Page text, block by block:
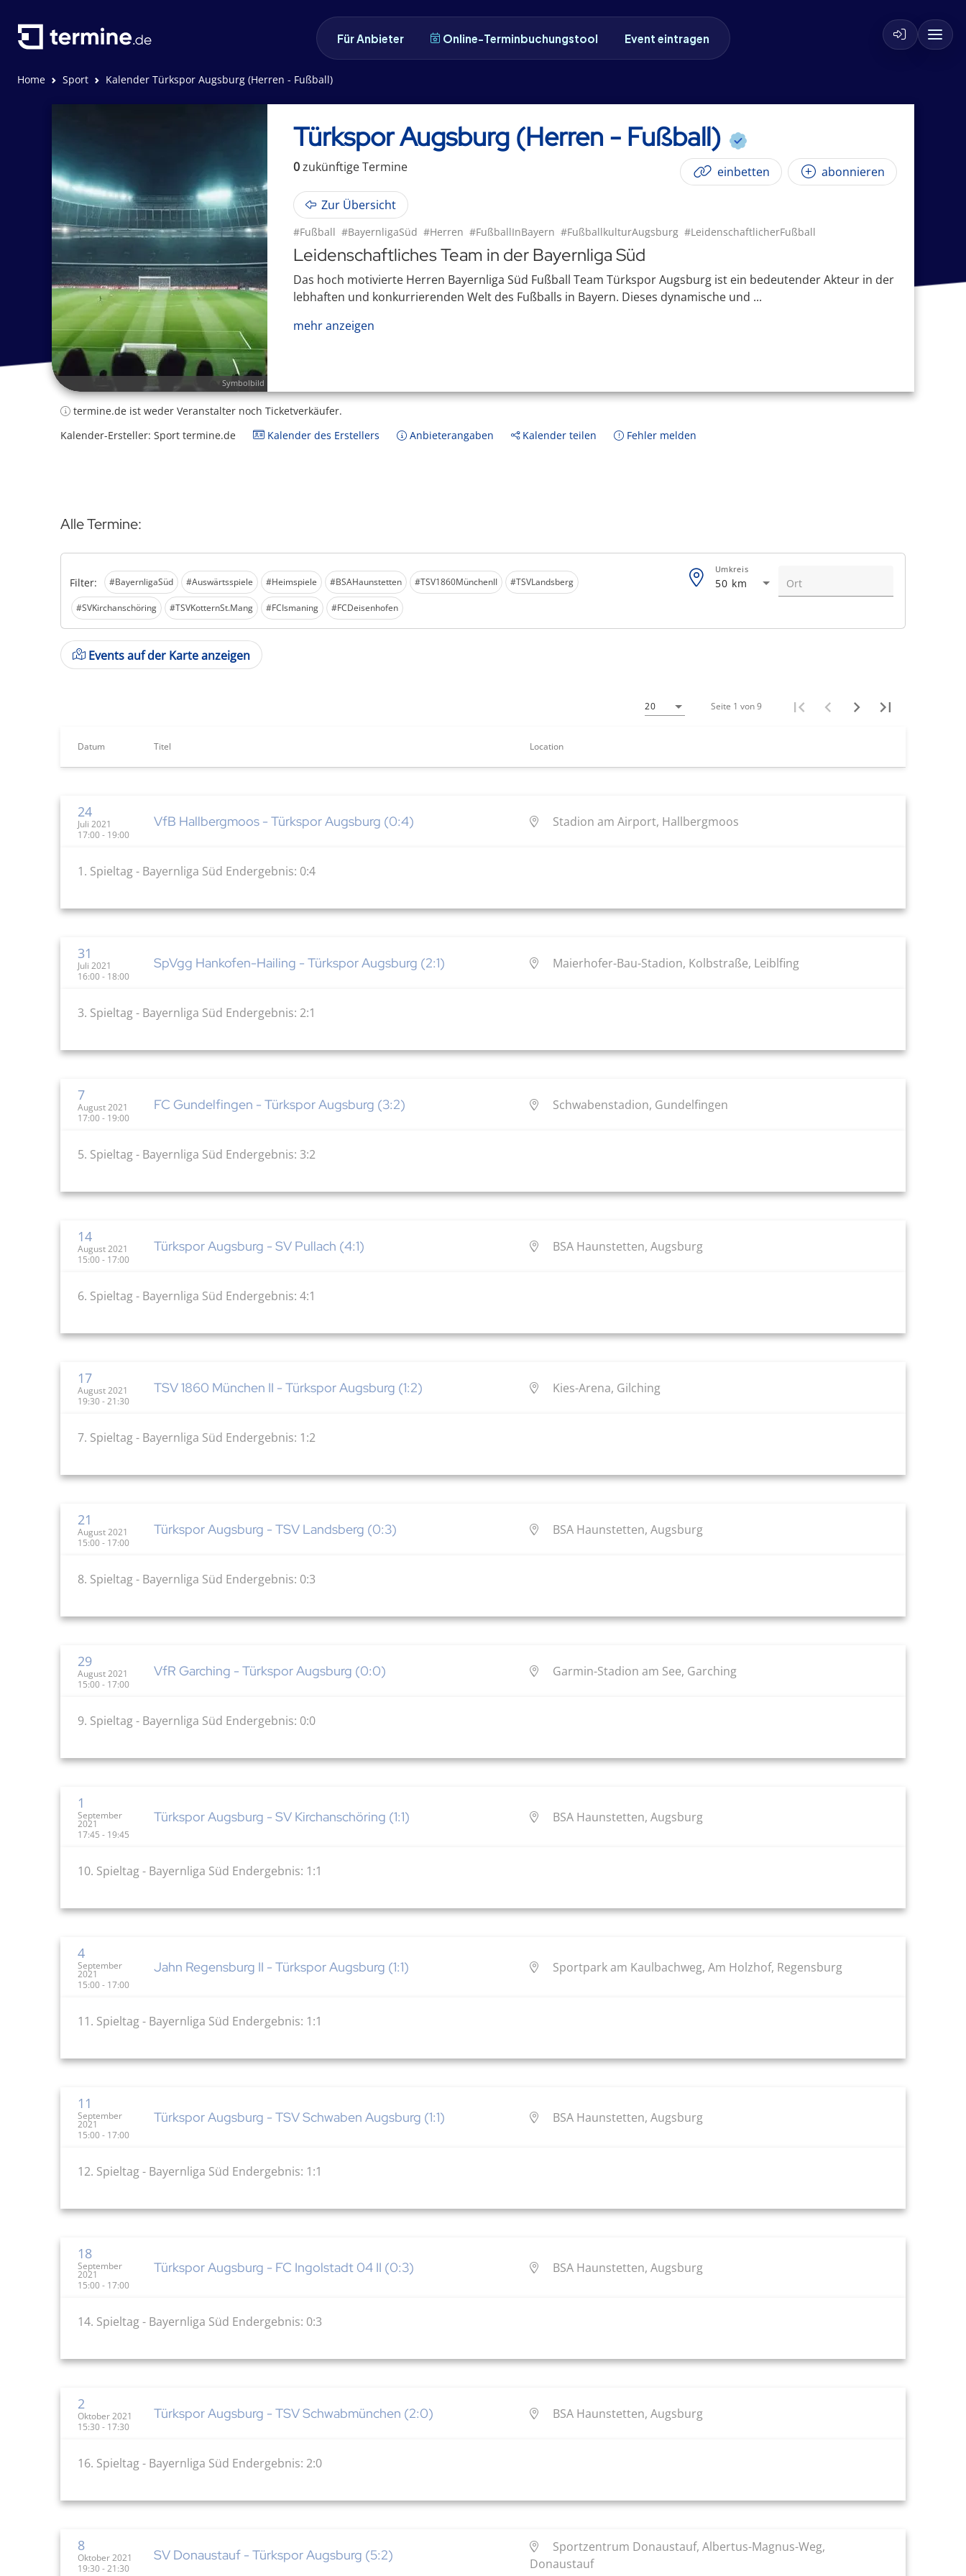
Für Anbieter Online-Terminbuchungstool Event eintragen
Home Sport Kalender Türkspor Augsburg (Herren - Fußball)
Symbolbild
Türkspor Augsburg (Herren - Fußball)
0zukünftigeTermine einbetten abonnieren
Zur Übersicht
#Fußball #BayernligaSüd #Herren #FußballInBayern #FußballkulturAugsburg #LeidenschaftlicherFußball
Leidenschaftliches Team in der Bayernliga Süd
Das hoch motivierte Herren Bayernliga Süd Fußball Team Türkspor Augsburg ist ein bedeutender Akteur in der
lebhaften und konkurrierenden Welt des Fußballs in Bayern. Dieses dynamische und ...
mehr anzeigen
termine.de ist weder Veranstalter noch Ticketverkäufer.
Kalender-Ersteller: Sport termine.de
Kalender des Erstellers Anbieterangaben Kalender teilen Fehler melden
Alle Termine:
Filter: #BayernligaSüd #Auswärtsspiele #Heimspiele #BSAHaunstetten #TSV1860MünchenII #TSVLandsberg
#SVKirchanschöring #TSVKotternSt.Mang #FCIsmaning #FCDeisenhofen
50 km
Umkreis
Events auf der Karte anzeigen
20 Seite 1 von 9
Datum Titel Location
24
Juli 2021
17:00 - 19:00
VfB Hallbergmoos - Türkspor Augsburg (0:4) Stadion am Airport, Hallbergmoos
1. Spieltag - Bayernliga Süd Endergebnis: 0:4
31
Juli 2021
16:00 - 18:00
SpVgg Hankofen-Hailing - Türkspor Augsburg (2:1) Maierhofer-Bau-Stadion, Kolbstraße, Leiblfing
3. Spieltag - Bayernliga Süd Endergebnis: 2:1
7
August 2021
17:00 - 19:00
FC Gundelfingen - Türkspor Augsburg (3:2) Schwabenstadion, Gundelfingen
5. Spieltag - Bayernliga Süd Endergebnis: 3:2
14
August 2021
15:00 - 17:00
Türkspor Augsburg - SV Pullach (4:1) BSA Haunstetten, Augsburg
6. Spieltag - Bayernliga Süd Endergebnis: 4:1
17
August 2021
19:30 - 21:30
TSV 1860 München II - Türkspor Augsburg (1:2) Kies-Arena, Gilching
7. Spieltag - Bayernliga Süd Endergebnis: 1:2
21
August 2021
15:00 - 17:00
Türkspor Augsburg - TSV Landsberg (0:3) BSA Haunstetten, Augsburg
8. Spieltag - Bayernliga Süd Endergebnis: 0:3
29
August 2021
15:00 - 17:00
VfR Garching - Türkspor Augsburg (0:0) Garmin-Stadion am See, Garching
9. Spieltag - Bayernliga Süd Endergebnis: 0:0
1
September
2021
17:45 - 19:45
Türkspor Augsburg - SV Kirchanschöring (1:1) BSA Haunstetten, Augsburg
10. Spieltag - Bayernliga Süd Endergebnis: 1:1
4
September
2021
15:00 - 17:00
Jahn Regensburg II - Türkspor Augsburg (1:1) Sportpark am Kaulbachweg, Am Holzhof, Regensburg
11. Spieltag - Bayernliga Süd Endergebnis: 1:1
11
September
2021
15:00 - 17:00
Türkspor Augsburg - TSV Schwaben Augsburg (1:1) BSA Haunstetten, Augsburg
12. Spieltag - Bayernliga Süd Endergebnis: 1:1
18
September
2021
15:00 - 17:00
Türkspor Augsburg - FC Ingolstadt 04 II (0:3) BSA Haunstetten, Augsburg
14. Spieltag - Bayernliga Süd Endergebnis: 0:3
2
Oktober 2021
15:30 - 17:30
Türkspor Augsburg - TSV Schwabmünchen (2:0) BSA Haunstetten, Augsburg
16. Spieltag - Bayernliga Süd Endergebnis: 2:0
8
Oktober 2021
19:30 - 21:30
SV Donaustauf - Türkspor Augsburg (5:2)
Sportzentrum Donaustauf, Albertus-Magnus-Weg,
Donaustauf